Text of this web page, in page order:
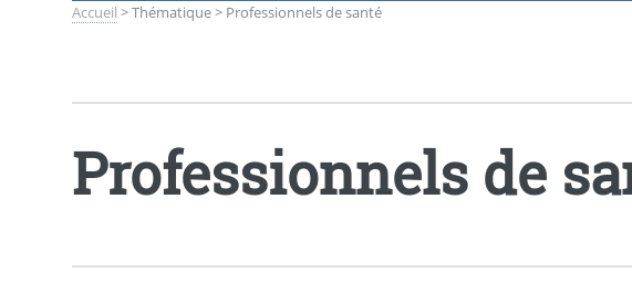
Accueil >Thématique> Professionnels de santé
Professionnels de